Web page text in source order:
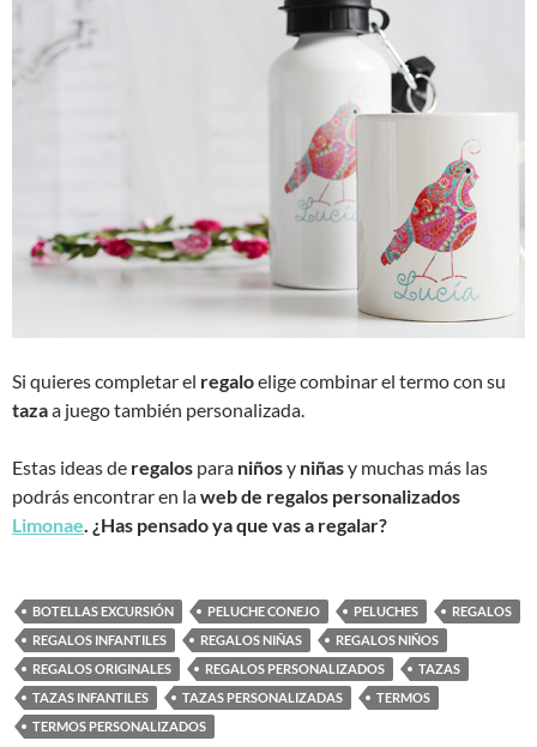
Si quieres completar el regaloelige combinar el termo con su
tazaa juego también personalizada.
Estas ideas de regalos para niñosy niñasy muchas más las
podrás encontrar en laweb de regalos personalizados
Limonae . ¿Has pensado ya que vas a regalar?
BOTELLAS EXCURSIÓN PELUCHE CONEJO PELUCHES
REGALOS
REGALOS INFANTILES
REGALOS NIÑAS
REGALOS NIÑOS
REGALOS ORIGINALES
REGALOS PERSONALIZADOS
TAZAS
TAZAS INFANTILES
TAZAS PERSONALIZADAS
TERMOS
TERMOS PERSONALIZADOS